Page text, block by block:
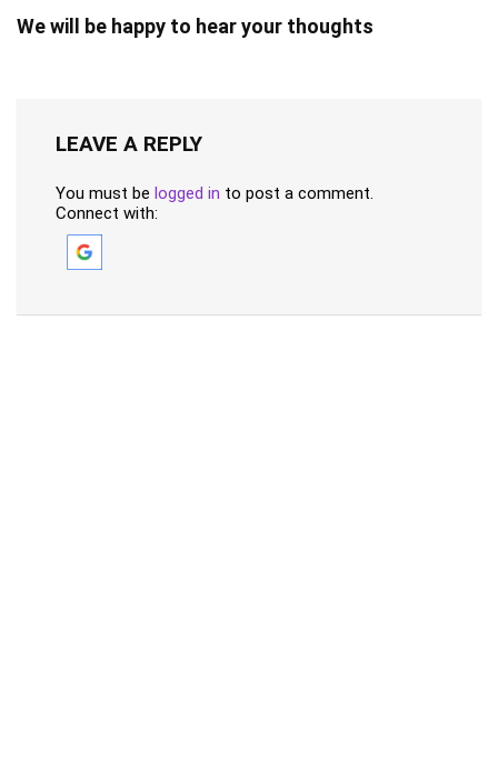
We will be happy to hear your thoughts
LEAVE A REPLY
You must be logged in to post a comment.
Connect with: